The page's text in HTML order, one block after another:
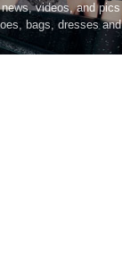
videos, and pics
bags, dresses and